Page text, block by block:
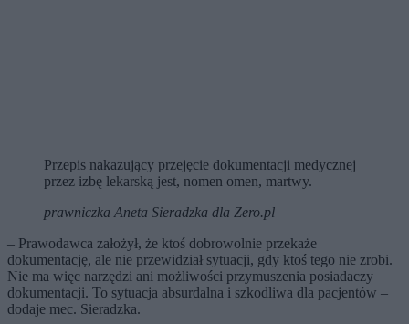
Przepis nakazujący przejęcie dokumentacji medycznej
przez izbę lekarską jest, nomen omen, martwy.
prawniczka Aneta Sieradzka dla Zero.pl
– Prawodawca założył, że ktoś dobrowolnie przekaże
dokumentację, ale nie przewidział sytuacji, gdy ktoś tego nie zrobi.
Nie ma więc narzędzi ani możliwości przymuszenia posiadaczy
dokumentacji. To sytuacja absurdalna i szkodliwa dla pacjentów –
dodaje mec. Sieradzka.